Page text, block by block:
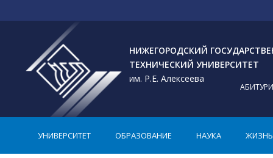
НИЖЕГОРОДСКИЙ
ТЕХНИЧЕСКИЙ УНИВЕРСИТЕТ
им. Р.Е. Алексеева
УНИВЕРСИТЕТ ОБРАЗОВАНИЕ НАУКА ЖИЗНЬ